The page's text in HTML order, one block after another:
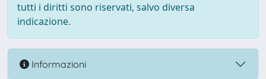
tutti i diritti sono riservati, salvo diversa
indicazione.
Informazioni